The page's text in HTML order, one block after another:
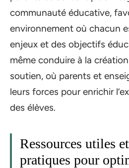
communauté éducative,
environnement où chacun
enjeux et des objectifs
même conduire à la
soutien, où parents et
leurs forces pour enrichir
des élèves.
Ressources utiles
pratiques pour